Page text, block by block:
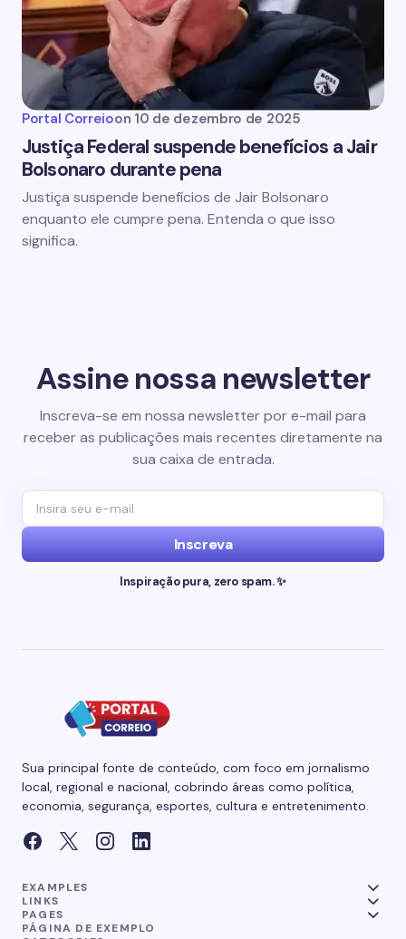
Portal Correioon 10 de dezembro de 2025
Justiça Federal suspende benefícios a Jair
Bolsonaro durante pena
Justiça suspende benefícios de Jair Bolsonaro
enquanto ele cumpre pena. Entenda o que isso
significa.
Assine nossa newsletter
Inscreva-se em nossa newsletter por e-mail para
receber as publicações mais recentes diretamente na
sua caixa de entrada.
Inscreva
Inspiração pura, zero spam. ✨
Sua principal fonte de conteúdo, com foco em jornalismo
local, regional e nacional, cobrindo áreas como política,
economia, segurança, esportes, cultura e entretenimento.
EXAMPLES
LINKS
PAGES
PÁGINA DE EXEMPLO